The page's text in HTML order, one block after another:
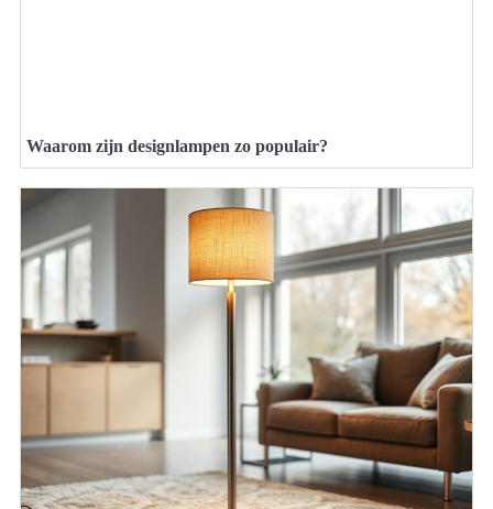
Waarom zijn designlampen zo populair?